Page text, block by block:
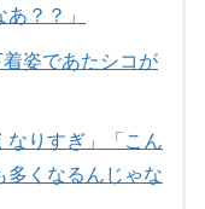
？？」
着姿であたシコが
なりすぎ」「こん
多くなるんじゃな